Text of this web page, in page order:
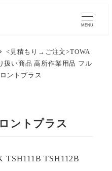
MENU
<見積もり→ご注文>TOWA
扱い商品 高所作業用品 フル
ントプラス
ントプラス
TSH111B TSH112B